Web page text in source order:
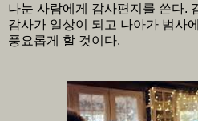
나눈 사람에게 감사편지를 쓴다.
감사가 일상이 되고 나아가 범사
풍요롭게 할 것이다.